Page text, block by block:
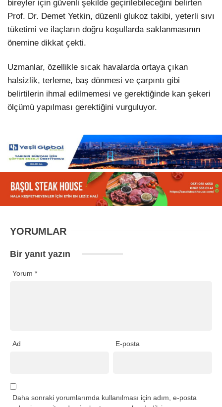
bireyler için güvenli şekilde geçirilebileceğini belirten
Prof. Dr. Demet Yetkin, düzenli glukoz takibi, yeterli sıvı
tüketimi ve ilaçların doğru koşullarda saklanmasının
önemine dikkat çekti.
Uzmanlar, özellikle sıcak havalarda ortaya çıkan
halsizlik, terleme, baş dönmesi ve çarpıntı gibi
belirtilerin ihmal edilmemesi ve gerektiğinde kan şekeri
ölçümü yapılması gerektiğini vurguluyor.
YORUMLAR
Bir yanıt yazın
Yorum *
Ad E-posta
Daha sonraki yorumlarımda kullanılması için adım, e-posta